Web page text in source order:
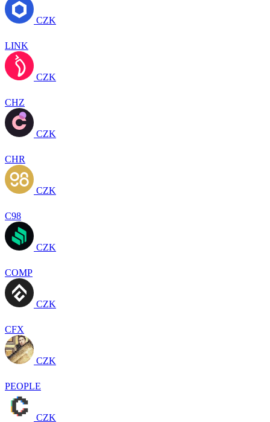
CZK
LINK
CZK
CHZ
CZK
CHR
CZK
C98
CZK
COMP
CZK
CFX
CZK
PEOPLE
CZK